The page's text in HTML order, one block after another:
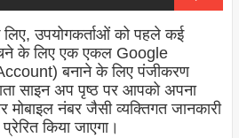
उपयोगकर्ताओं को पहले कई
के लिए एक एकल Google
बनाने के लिए पंजीकरण
साइन अप पृष्ठ पर आपको अपना
नंबर जैसी व्यक्तिगत जानकारी
किया जाएगा।